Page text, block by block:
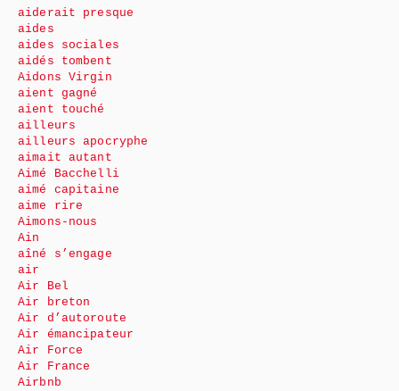
aiderait presque
aides
aides sociales
aidés tombent
Aidons Virgin
aient gagné
aient touché
ailleurs
ailleurs apocryphe
aimait autant
Aimé Bacchelli
aimé capitaine
aime rire
Aimons-nous
Ain
aîné s’engage
air
Air Bel
Air breton
Air d’autoroute
Air émancipateur
Air Force
Air France
Airbnb